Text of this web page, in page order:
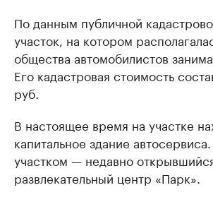
По данным публичной
участок, на котором
общества автомобилистов
Его кадастровая стоимость
руб.
В настоящее время на участке
капитальное здание
участком — недавно
развлекательный центр «Парк».